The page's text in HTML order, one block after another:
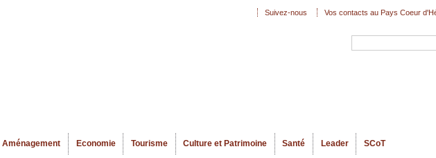
Aménagement Economie Tourisme Culture et Patrimoine Santé Leader SCoT
Suivez-nous Vos contacts au Pays Coeur